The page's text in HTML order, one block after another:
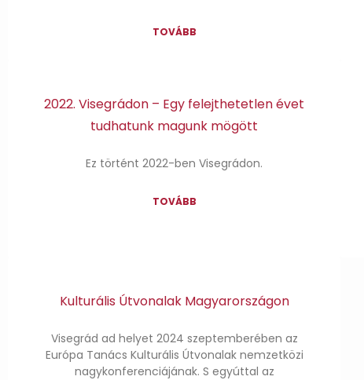
TOVÁBB
2022. Visegrádon – Egy felejthetetlen évet
tudhatunk magunk mögött
Ez történt 2022-ben Visegrádon.
TOVÁBB
Kulturális Útvonalak Magyarországon
Visegrád ad helyet 2024 szeptemberében az
Európa Tanács Kulturális Útvonalak nemzetközi
nagykonferenciájának. S egyúttal az